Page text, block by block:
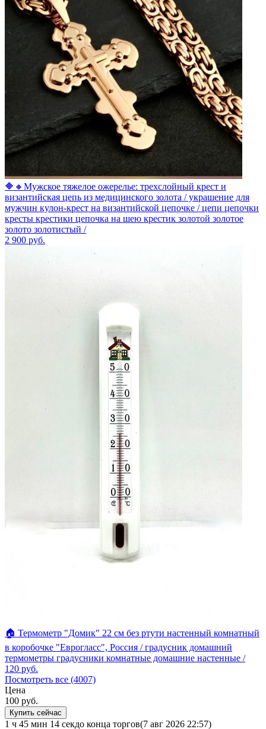
🔶🔸Мужское тяжелое ожерелье: трехслойный крест и
византийская цепь из медицинского золота / украшение для
мужчин кулон-крест на византийской цепочке / цепи цепочки
кресты крестики цепочка на шею крестик золотой золотое
золото золотистый /
2 900 руб.
🏠 Термометр "Домик" 22 см без ртути настенный комнатный
в коробочке "Еврогласс", Россия / градусник домашний
термометры градусники комнатные домашние настенные /
120 руб.
Посмотреть все (4007)
Цена
100 руб.
Купить сейчас
1 ч 45 мин 14 секдо конца торгов(7 авг 2026 22:57)